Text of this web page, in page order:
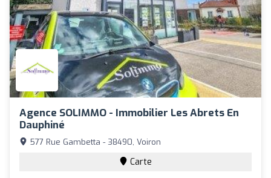
Agence SOLIMMO - Immobilier Les Abrets En
Dauphiné
577 Rue Gambetta - 38490, Voiron
Carte